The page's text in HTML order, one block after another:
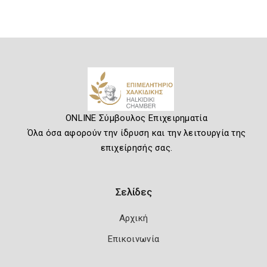
ONLINE Σύμβουλος Επιχειρηματία
Όλα όσα αφορούν την ίδρυση και την λειτουργία της
επιχείρησής σας.
Σελίδες
Αρχική
Επικοινωνία